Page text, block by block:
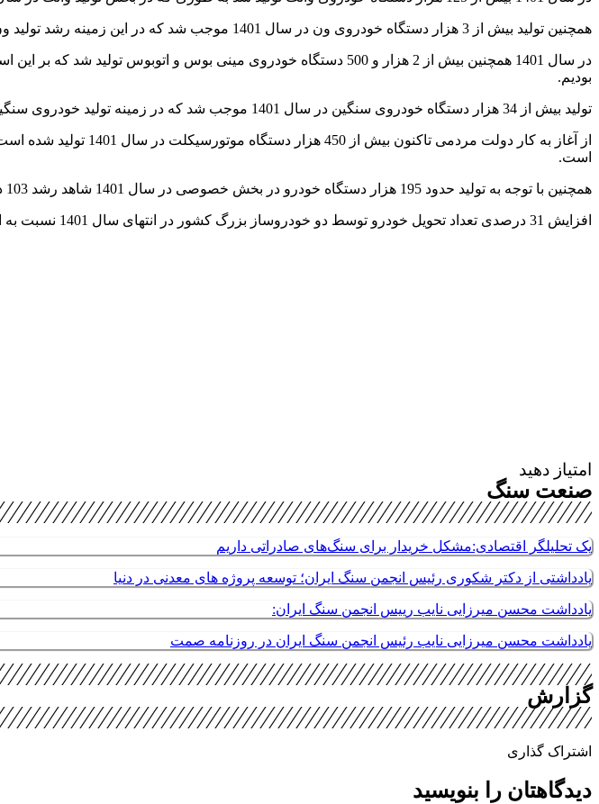
همچنین تولید بیش از 3 هزار دستگاه خودروی ون در سال 1401 موجب شد که در این زمینه رشد تولید ون در سال 1401 نسبت به سال 1400 در مجموع 267 درصد باشد.
بودیم.
‌تولید بیش از 34 هزار دستگاه خودروی سنگین در سال 1401 موجب شد که در زمینه تولید خودروی سنگین در سال 1401 نسبت به سال 1400 در مجموع 150 درصد رشد داشته باشیم.
است.
همچنین با توجه به تولید حدود 195 هزار دستگاه خودرو در بخش خصوصی در سال 1401 شاهد رشد 103 درصدی تولید خودرو توسط بخش خصوصی در سال 1401 نسبت به سال 1400 بودیم.
افزایش 31 درصدی تعداد تحویل خودرو توسط دو خودروساز بزرگ کشور در انتهای سال 1401 نسبت به انتهای سال 1400 از دیگر توفیقات در این حوزه بوده است.
امتیاز دهید
صنعت سنگ
یک تحلیلگر اقتصادی:مشکل خریدار برای سنگ‌های صادراتی داریم
یادداشتی از دکتر شکوری رئیس انجمن سنگ ایران؛ توسعه پروژه های معدنی در دنیا
یادداشت محسن میرزایی نایب رییس انجمن سنگ ایران:
یادداشت محسن میرزایی نایب رئیس انجمن سنگ ایران در روزنامه صمت
گزارش
اشتراک گذاری
دیدگاهتان را بنویسید